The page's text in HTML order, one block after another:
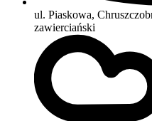
ul. Piaskowa,
zawierciański